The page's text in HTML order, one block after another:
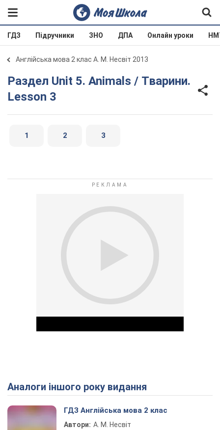
ГДЗ Підручники ЗНО ДПА Онлайн уроки
Англійська мова 2 клас А. М. Несвіт 2013
Раздел Unit 5. Animals / Тварини.
Lesson 3
1 2 3
Play Video
Аналоги іншого року видання
ГДЗ Англійська мова 2 клас
Автори: А. М. Несвіт